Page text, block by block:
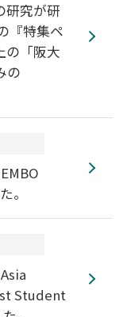
研究が研
『特集ペ
の「阪大
の
。
Student